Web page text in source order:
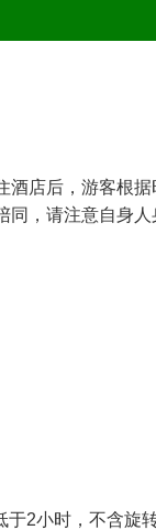
酒店后，游客根据
同，请注意自身人
于2小时，不含旋